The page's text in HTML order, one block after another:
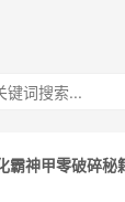
霸神甲零破碎秘